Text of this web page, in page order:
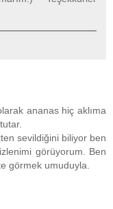
ananas hiç aklıma
sevildiğini biliyor ben
görüyorum. Ben
görmek umuduyla.